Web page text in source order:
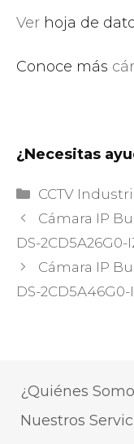
Ver hoja de
Conoce más
¿Necesitas
Categorías
CCTV
Cámara IP
DS-2CD5A26G0-
Cámara IP
DS-2CD5A46G0-
¿Quiénes
Nuestros